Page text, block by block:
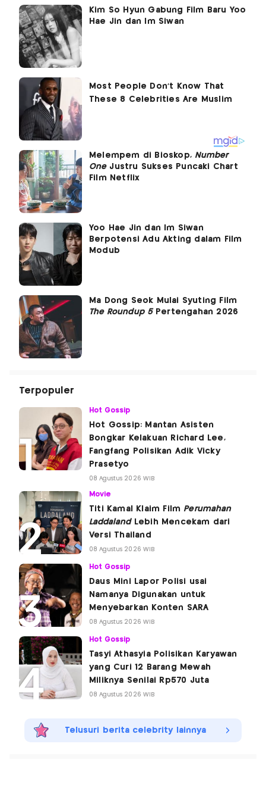
Kim So Hyun Gabung Film Baru Yoo
Hae Jin dan Im Siwan
Melempem di Bioskop, Number
OneJustru Sukses Puncaki Chart
Film Netflix
Yoo Hae Jin dan Im Siwan
Berpotensi Adu Akting dalam Film
Modub
Ma Dong Seok Mulai Syuting Film
The Roundup 5Pertengahan 2026
Terpopuler
Hot Gossip
Hot Gossip: Mantan Asisten
Bongkar Kelakuan Richard Lee,
Fangfang Polisikan Adik Vicky
Prasetyo
08 Agustus 2026 WIB
Movie
Titi Kamal Klaim Film Perumahan
LaddalandLebih Mencekam dari
Versi Thailand
08 Agustus 2026 WIB
Hot Gossip
Daus Mini Lapor Polisi usai
Namanya Digunakan untuk
Menyebarkan Konten SARA
08 Agustus 2026 WIB
Hot Gossip
Tasyi Athasyia Polisikan Karyawan
yang Curi 12 Barang Mewah
Miliknya Senilai Rp570 Juta
08 Agustus 2026 WIB
Telusuri berita celebrity lainnya